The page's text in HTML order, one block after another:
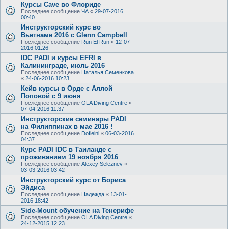
Курсы Cave во Флориде
Последнее сообщение ЧА« 29-07-2016
00:40
Инструкторский курс во
Вьетнаме 2016 с Glenn Campbell
Последнее сообщение Run El Run « 12-07-
2016 01:26
IDC PADI и курсы EFRI в
Калининграде, июль 2016
Последнее сообщение Наталья Семенкова
« 24-06-2016 10:23
Кейв курсы в Орде с Аллой
Поповой с 9 июня
Последнее сообщение OLA Diving Centre «
07-04-2016 11:37
Инструкторские семинары PADI
на Филиппинах в мае 2016 !
Последнее сообщение Dofleini « 06-03-2016
04:37
Курс PADI IDC в Таиланде с
проживанием 19 ноября 2016
Последнее сообщение Alexey Seleznev «
03-03-2016 03:42
Инструкторский курс от Бориса
Эйдиса
Последнее сообщение Надежда « 13-01-
2016 18:42
Side-Mount обучение на Тенерифе
Последнее сообщение OLA Diving Centre «
24-12-2015 12:23